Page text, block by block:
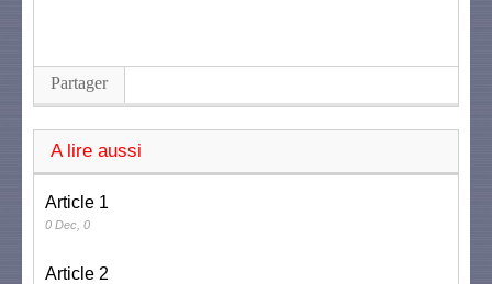
Partager
A lire aussi
Article 1
0 Dec, 0
Article 2